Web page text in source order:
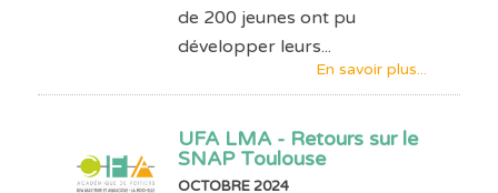
de 200 jeunes ont pu
développer leurs...
En savoir plus...
UFA LMA - Retours sur le
SNAP Toulouse
OCTOBRE 2024